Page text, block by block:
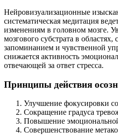
Нейровизуализационные
систематическая медитация
изменениям в головном мозге.
мозгового субстрата в
запоминанием и чувственной
снижается активность
отвечающей за ответ стресса.
Принципы действия
Улучшение фокусировки
Сокращение градуса
Повышение
Совершенствование